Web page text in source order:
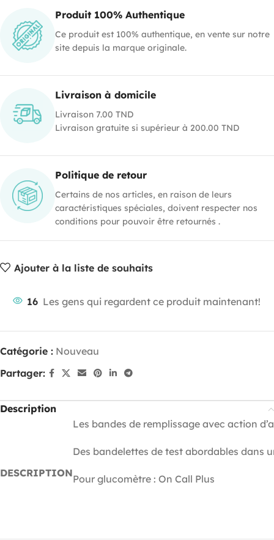
Produit 100% Authentique
Ce produit est 100% authentique, en vente sur notre
site depuis la marque originale.
Livraison à domicile
Livraison 7.00 TND
Livraison gratuite si supérieur à 200.00 TND
Politique de retour
Certains de nos articles, en raison de leurs
caractéristiques spéciales, doivent respecter nos
conditions pour pouvoir être retournés .
Ajouter à la liste de souhaits
16 Les gens qui regardent ce produit maintenant!
Catégorie : Nouveau
Partager:
Description
DESCRIPTION
Les bandes de remplissage avec action
Des bandelettes de test abordables dans
Pour glucomètre : On Call Plus